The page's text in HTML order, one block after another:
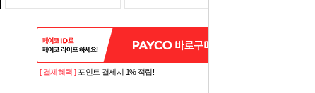
[ 결제혜택 ] 포인트 결제시 1% 적립!